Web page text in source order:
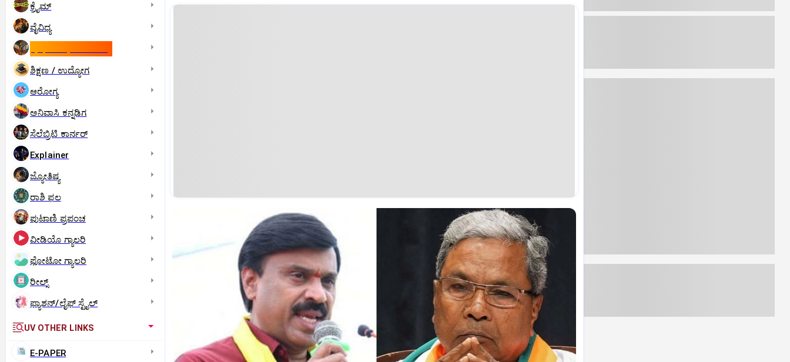
ಕ್ರೈಮ್
ವೈವಿಧ್ಯ
ಶಿಕ್ಷಣ / ಉದ್ಯೋಗ
ಆರೋಗ್ಯ
ಅನಿವಾಸಿ ಕನ್ನಡಿಗ
ಸೆಲೆಬ್ರಿಟಿ ಕಾರ್ನರ್‌
Explainer
ಜ್ಯೋತಿಷ್ಯ
ರಾಶಿ ಫಲ
ಪುಟಾಣಿ ಪ್ರಪಂಚ
ವೀಡಿಯೊ ಗ್ಯಾಲರಿ
ಫೋಟೋ ಗ್ಯಾಲರಿ
ರೀಲ್ಸ್
ಫ್ಯಾಶನ್/ಲೈಫ್‌ ಸ್ಟೈಲ್
UV OTHER LINKS
E-PAPER